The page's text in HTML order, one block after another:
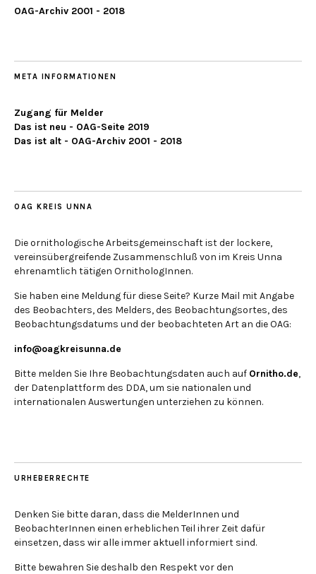
OAG-Archiv 2001 - 2018
META INFORMATIONEN
Zugang für Melder
Das ist neu - OAG-Seite 2019
Das ist alt - OAG-Archiv 2001 - 2018
OAG KREIS UNNA
Die ornithologische Arbeitsgemeinschaft ist der lockere,
vereinsübergreifende Zusammenschluß von im Kreis Unna
ehrenamtlich tätigen OrnithologInnen.
Sie haben eine Meldung für diese Seite? Kurze Mail mit Angabe
des Beobachters, des Melders, des Beobachtungsortes, des
Beobachtungsdatums und der beobachteten Art an die OAG:
info@oagkreisunna.de
Bitte melden Sie Ihre Beobachtungsdaten auch auf Ornitho.de,
der Datenplattform des DDA, um sie nationalen und
internationalen Auswertungen unterziehen zu können.
URHEBERRECHTE
Denken Sie bitte daran, dass die MelderInnen und
BeobachterInnen einen erheblichen Teil ihrer Zeit dafür
einsetzen, dass wir alle immer aktuell informiert sind.
Bitte bewahren Sie deshalb den Respekt vor den